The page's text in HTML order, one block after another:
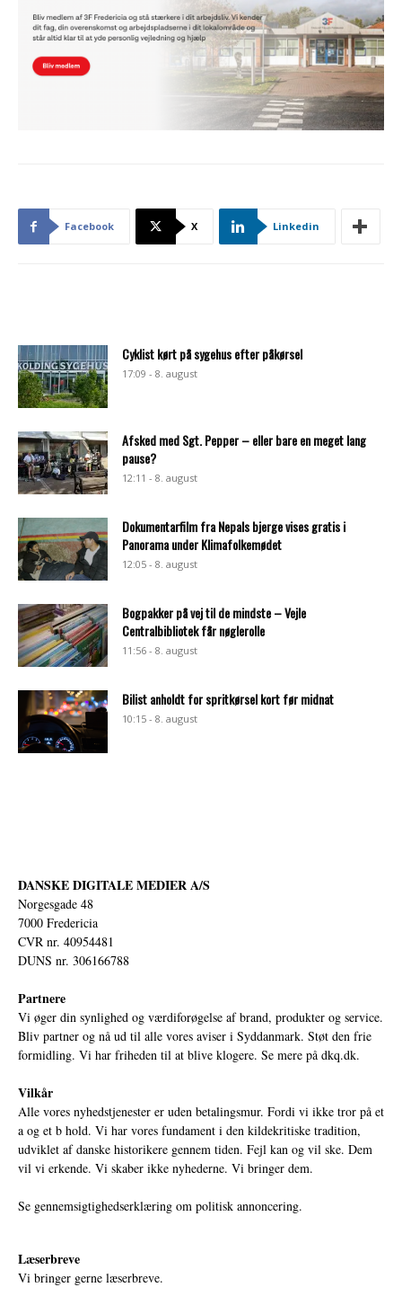
Facebook X Linkedin
Cyklist kørt på sygehus efter påkørsel
17:09 - 8. august
Afsked med Sgt. Pepper – eller bare en meget lang
pause?
12:11 - 8. august
Dokumentarfilm fra Nepals bjerge vises gratis i
Panorama under Klimafolkemødet
12:05 - 8. august
Bogpakker på vej til de mindste – Vejle
Centralbibliotek får nøglerolle
11:56 - 8. august
Bilist anholdt for spritkørsel kort før midnat
10:15 - 8. august
DANSKE DIGITALE MEDIER A/S
Norgesgade 48
7000 Fredericia
CVR nr. 40954481
DUNS nr. 306166788
Partnere
Vi øger din synlighed og værdiforøgelse af brand, produkter og service.
Bliv partner og nå ud til alle vores aviser i Syddanmark. Støt den frie
formidling. Vi har friheden til at blive klogere. Se mere på dkq.dk.
Vilkår
Alle vores nyhedstjenester er uden betalingsmur. Fordi vi ikke tror på et
a og et b hold. Vi har vores fundament i den kildekritiske tradition,
udviklet af danske historikere gennem tiden. Fejl kan og vil ske. Dem
vil vi erkende. Vi skaber ikke nyhederne. Vi bringer dem.
Se gennemsigtighedserklæring om politisk annoncering.
Læserbreve
Vi bringer gerne læserbreve.